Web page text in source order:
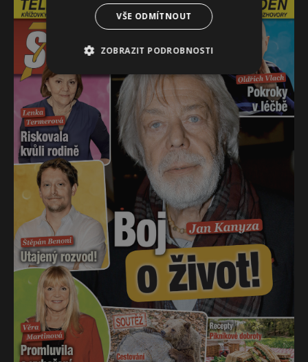
VŠE ODMÍTNOUT
ZOBRAZIT PODROBNOSTI